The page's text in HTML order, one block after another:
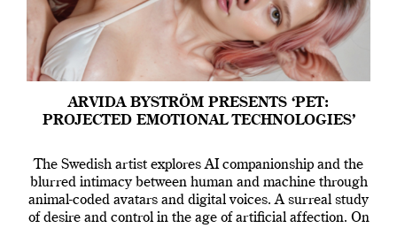
ARVIDA BYSTRÖM PRESENTS ‘PET:
PROJECTED EMOTIONAL TECHNOLOGIES’
The Swedish artist explores AI companionship and the
blurred intimacy between human and machine through
animal-coded avatars and digital voices. A surreal study
of desire and control in the age of artificial affection. On